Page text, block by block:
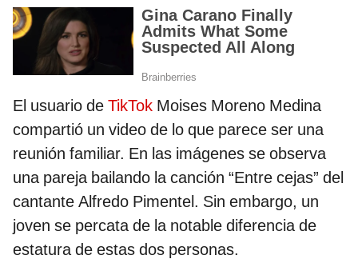
El usuario de TikTok Moises Moreno Medina
compartió un video de lo que parece ser una
reunión familiar. En las imágenes se observa
una pareja bailando la canción “Entre cejas” del
cantante Alfredo Pimentel. Sin embargo, un
joven se percata de la notable diferencia de
estatura de estas dos personas.